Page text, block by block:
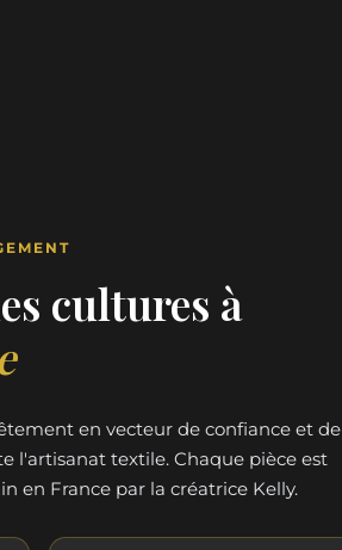
cultures à
en vecteur de confiance et de
l'artisanat textile. Chaque pièce est
en France par la créatrice Kelly.